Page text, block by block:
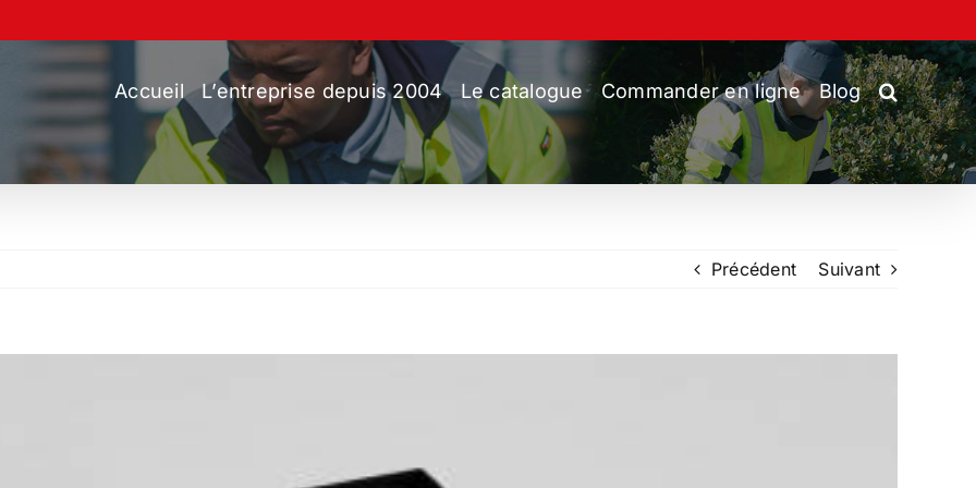
Accueil L’entreprise depuis 2004 Le catalogue Commander en ligne Blog
Précédent Suivant